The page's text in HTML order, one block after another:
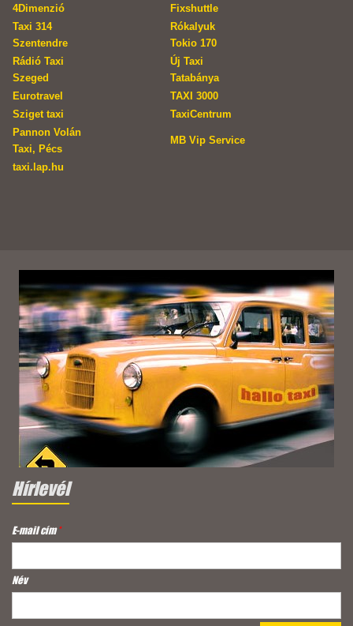
4Dimenzió
Fixshuttle
Taxi 314
Szentendre
Rókalyuk
Tokio 170
Rádió Taxi
Szeged
Új Taxi
Tatabánya
Eurotravel
TAXI 3000
Sziget taxi
TaxiCentrum
Pannon Volán
Taxi, Pécs
MB Vip Service
taxi.lap.hu
Hírlevél
E-mail cím*
Név